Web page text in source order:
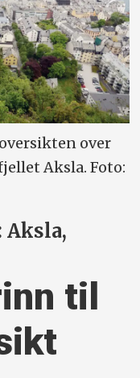
over
Aksla. Foto:
Aksla,
til